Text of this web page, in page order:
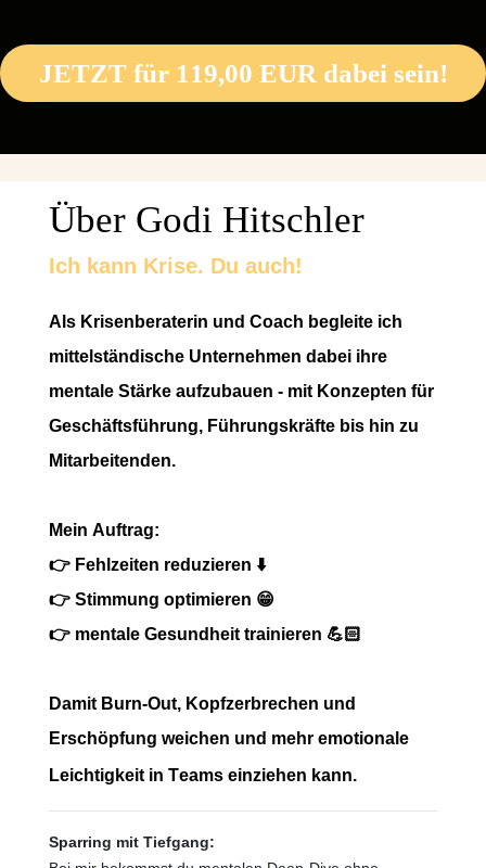
JETZT für 119,00 EUR dabei sein!
Über Godi Hitschler
Ich kann Krise. Du auch!
Als Krisenberaterin und Coach begleite ich
mittelständische Unternehmen dabei ihre
mentale Stärke aufzubauen - mit Konzepten für
Geschäftsführung, Führungskräfte bis hin zu
Mitarbeitenden.
Mein Auftrag:
👉 Fehlzeiten reduzieren ⬇️
👉 Stimmung optimieren 😁
👉 mentale Gesundheit trainieren 💪🏻
Damit Burn-Out, Kopfzerbrechen und
Erschöpfung weichen und mehr emotionale
Leichtigkeit in Teams einziehen kann.
Sparring mit Tiefgang: